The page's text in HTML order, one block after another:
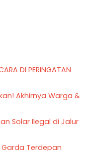
DI PERINGATAN
Akhirnya Warga &
Solar Ilegal di Jalur
Garda Terdepan